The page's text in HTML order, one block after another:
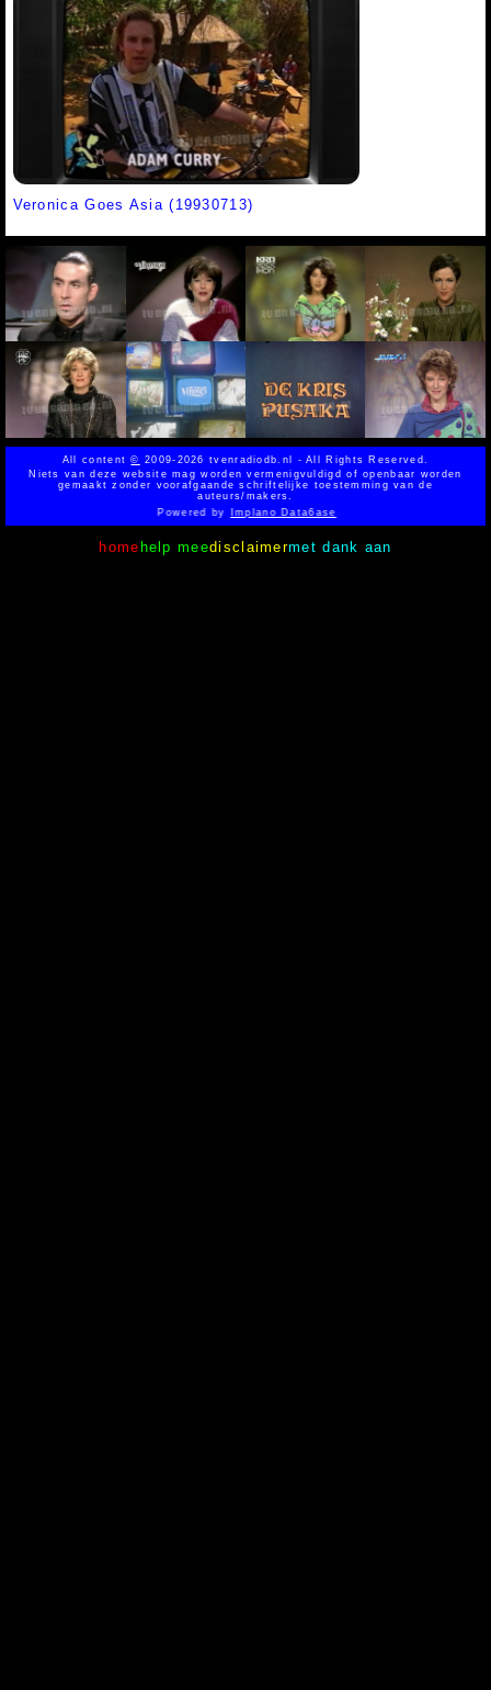
Veronica Goes Asia (19930713)
All content© 2009-2026 tvenradiodb.nl - All Rights Reserved.
Niets van deze website mag worden vermenigvuldigd of openbaar worden
gemaakt zonder voorafgaande schriftelijke toestemming van de
auteurs/makers.
Powered by
Implano Data6ase
home help meedisclaimermet dank aan